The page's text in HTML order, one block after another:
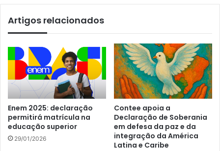
Artigos relacionados
Enem 2025: declaração
permitirá matrícula na
educação superior
29/01/2026
Contee apoia a
Declaração de Soberania
em defesa da paz e da
integração da América
Latina e Caribe